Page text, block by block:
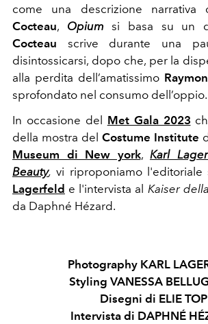
come una descrizione
Cocteau, Opiumsi basa su un
Cocteau scrive durante una
disintossicarsi, dopo che, per la
alla perdita dell’amatissimo
sprofondato nel consumo dell’oppio.
In occasione del Met Gala 2023
della mostra del Costume Institute
Museum di New york, Karl
Beauty, vi riproponiamo l'editoriale
Lagerfeld e l'intervista al Kaiser
da Daphné Hézard.
Photography KARL
Styling VANESSA
Disegni di ELIE TOP
Intervista di DAPHNÉ